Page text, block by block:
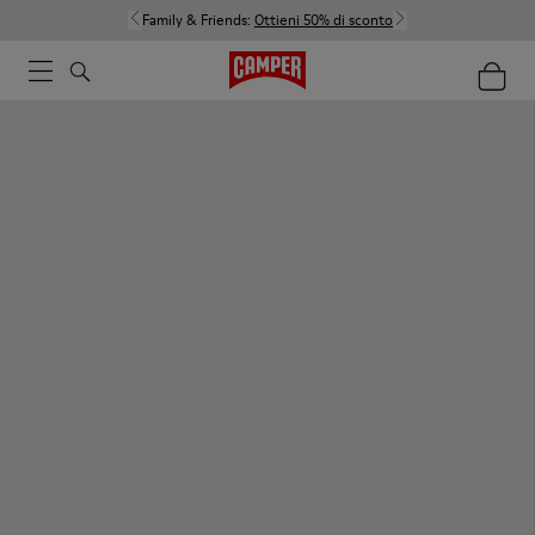
Family & Friends: Ottieni 50% di sconto